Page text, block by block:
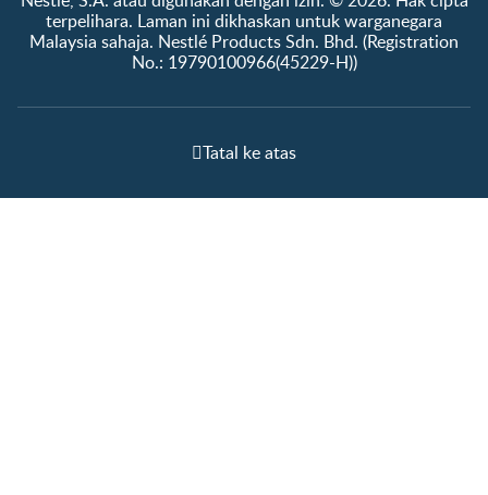
terpelihara. Laman ini dikhaskan untuk warganegara
Malaysia sahaja. Nestlé Products Sdn. Bhd. (Registration
No.: 19790100966(45229-H))
Tatal ke atas